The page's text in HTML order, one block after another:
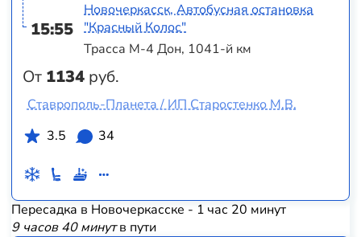
15:55
От 1134 руб.
Новочеркасск, Автобусная остановка
"Красный Колос"
Трасса М-4 Дон, 1041-й км
Ставрополь-Планета / ИП Старостенко М.В.
3.5
34
Пересадка в Новочеркасске - 1 час 20 минут
9 часов 40 минутв пути